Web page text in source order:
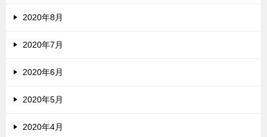
2020年8月
2020年7月
2020年6月
2020年5月
2020年4月